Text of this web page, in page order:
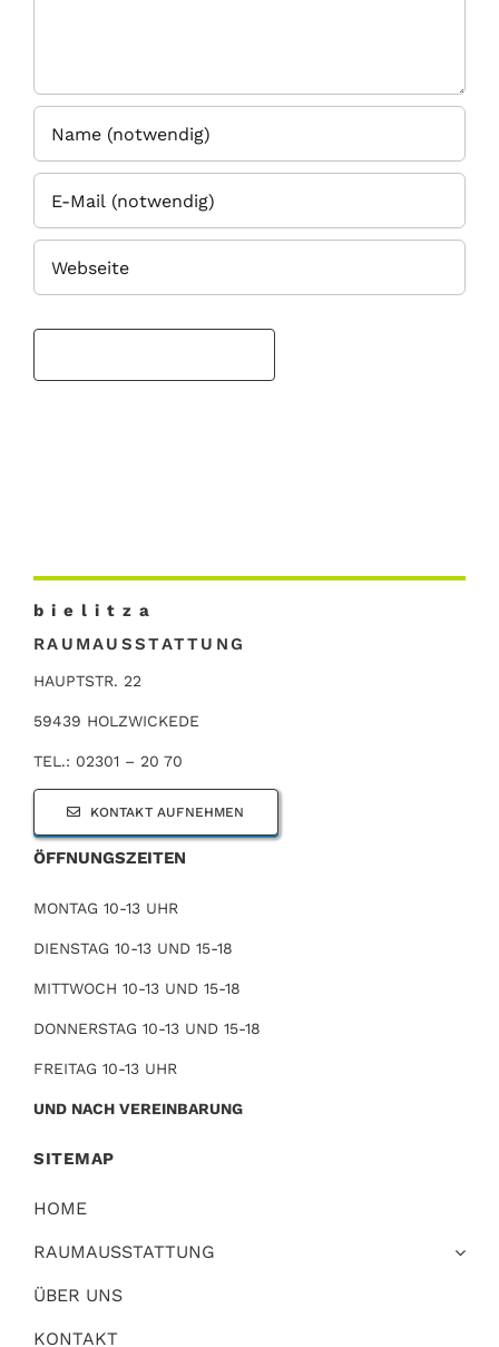
b i e l i t z a
RAUMAUSSTATTUNG
HAUPTSTR. 22
59439 HOLZWICKEDE
TEL.: 02301 – 20 70
KONTAKT AUFNEHMEN
ÖFFNUNGSZEITEN
MONTAG 10-13 UHR
DIENSTAG 10-13 UND 15-18
MITTWOCH 10-13 UND 15-18
DONNERSTAG 10-13 UND 15-18
FREITAG 10-13 UHR
UND NACH VEREINBARUNG
SITEMAP
HOME
RAUMAUSSTATTUNG
ÜBER UNS
KONTAKT